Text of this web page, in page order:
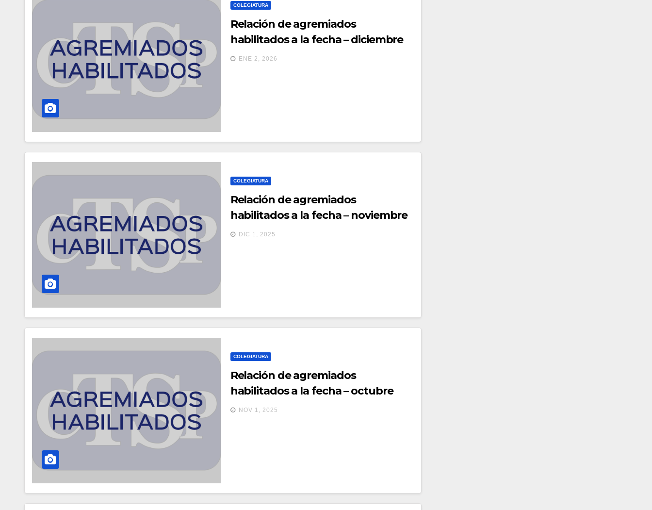
COLEGIATURA
Relación de agremiados
habilitados a la fecha – diciembre
2025
ENE 2, 2026
COLEGIATURA
Relación de agremiados
habilitados a la fecha – noviembre
2025
DIC 1, 2025
COLEGIATURA
Relación de agremiados
habilitados a la fecha – octubre
2025
NOV 1, 2025